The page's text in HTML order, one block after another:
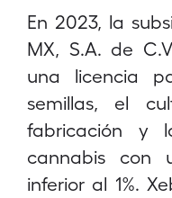
En 2023, la
MX, S.A. de
una licencia
semillas, el
fabricación y
cannabis con
inferior al 1%.